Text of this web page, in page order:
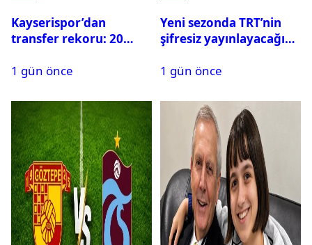
Kayserispor’dan
transfer rekoru: 20
1 gün önce
Yeni sezonda TRT’nin
şifresiz yayınlayacağı
1 gün önce